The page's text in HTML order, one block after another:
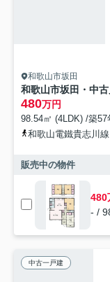
和歌山市坂田
和歌山市坂田・中
480万円
98.54㎡ (4LDK) /築57
和歌山電鐵貴志川
販売中の物件
480
- /
中古一戸建